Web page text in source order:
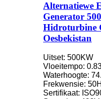
Alternatiewe
Generator
Hidroturbine
Oesbekistan
Uitset: 500KW
Vloeitempo:
Waterhoogte:
Frekwensie:
Sertifikaat: